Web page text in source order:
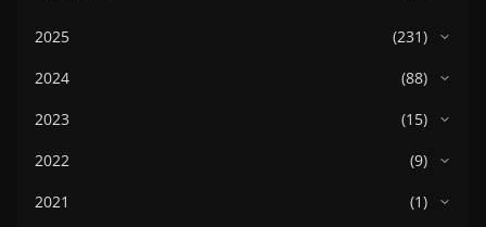
2025
(231)
2024
(88)
2023
(15)
2022
(9)
2021
(1)